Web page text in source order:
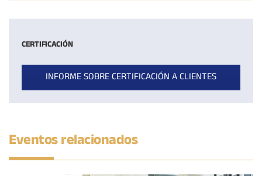
CERTIFICACIÓN
INFORME SOBRE CERTIFICACIÓN A CLIENTES
Eventos relacionados